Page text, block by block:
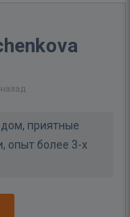
приятные
опыт более 3-х